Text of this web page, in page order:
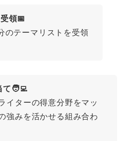
領📅
のテーマリストを受領
て🧑‍💻
イターの得意分野をマッ
強みを活かせる組み合わ